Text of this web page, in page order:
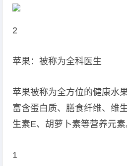
2
苹果：被称为全科医生
苹果被称为全方位的健康水
富含蛋白质、膳食纤维、维
生素E、胡萝卜素等营养元素
1